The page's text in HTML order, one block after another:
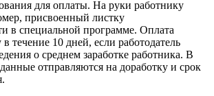
для оплаты. На руки работнику
присвоенный листку
в специальной программе. Оплата
в течение 10 дней, если работодатель
о среднем заработке работника. В
отправляются на доработку и срок